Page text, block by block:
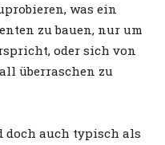
was ein
zu bauen, nur um
oder sich von
überraschen zu
doch auch typisch als